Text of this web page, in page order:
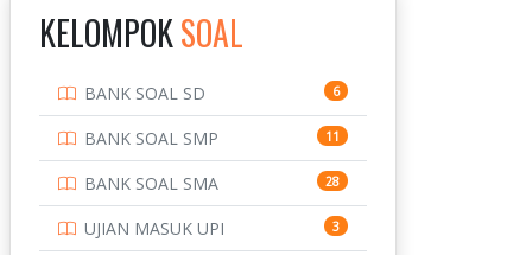
INSTITUT TEKNOLOGI
INSTITUT TEKNOLOGI
SEPULUH NOVEMBER
10
INSTITUT TEKNOLOGI
SUMATERA
9
IPDN / STPDN 148
KELOMPOKSOAL
BANK SOAL SD 6
BANK SOAL SMP 11
BANK SOAL SMA 28
UJIAN MASUK UPI 3